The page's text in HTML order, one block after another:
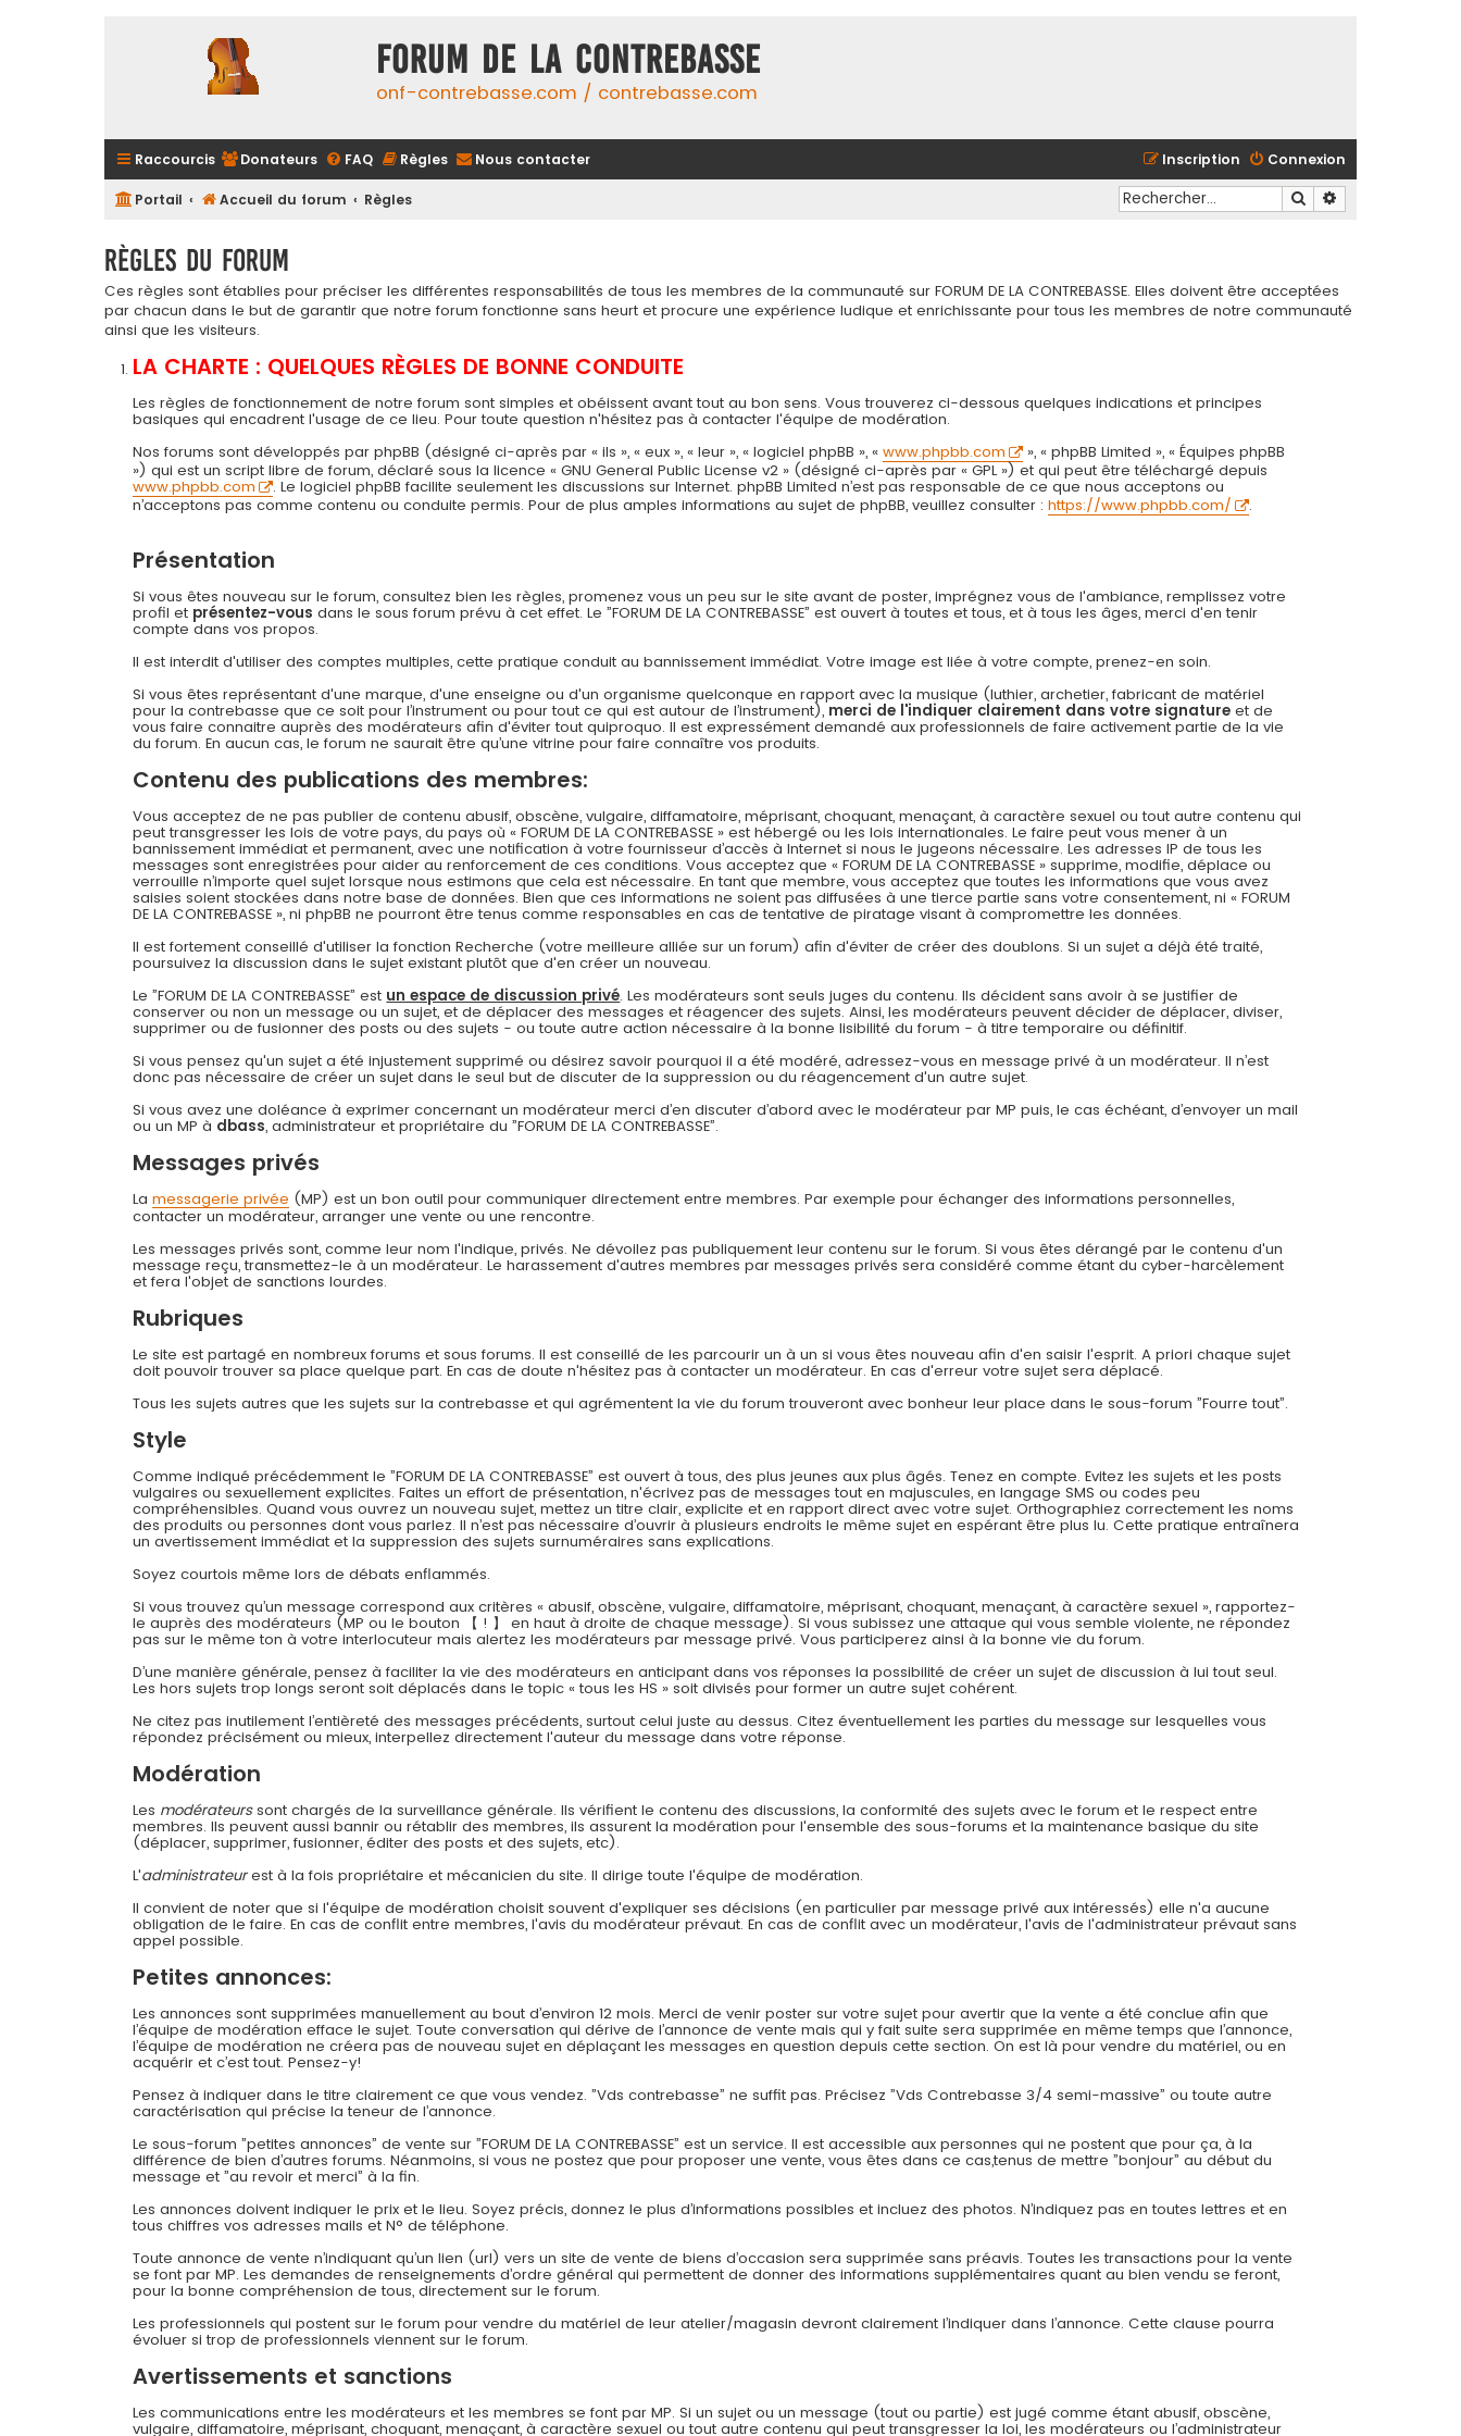
FORUM DE LA CONTREBASSE
onf-contrebasse.com / contrebasse.com
Raccourcis Donateurs FAQ Règles Nous contacter Connexion
Inscription
Portail Accueil du forum Règles Rechercher
Règles du forum
Ces règles sont établies pour préciser les différentes responsabilités de tous les membres de la communauté sur FORUM DE LA CONTREBASSE. Elles doivent être acceptées
par chacun dans le but de garantir que notre forum fonctionne sans heurt et procure une expérience ludique et enrichissante pour tous les membres de notre communauté
ainsi que les visiteurs.
LA CHARTE : QUELQUES RÈGLES DE BONNE CONDUITE
Les règles de fonctionnement de notre forum sont simples et obéissent avant tout au bon sens. Vous trouverez ci-dessous quelques indications et principes
basiques qui encadrent l'usage de ce lieu. Pour toute question n'hésitez pas à contacter l'équipe de modération.
Nos forums sont développés par phpBB (désigné ci-après par « ils », « eux », « leur », « logiciel phpBB », «www.phpbb.com
», « phpBB Limited », « Équipes phpBB
») qui est un script libre de forum, déclaré sous la licence « GNU General Public License v2 » (désigné ci-après par « GPL ») et qui peut être téléchargé depuis
www.phpbb.com
. Le logiciel phpBB facilite seulement les discussions sur Internet. phpBB Limited n’est pas responsable de ce que nous acceptons ou
n’acceptons pas comme contenu ou conduite permis. Pour de plus amples informations au sujet de phpBB, veuillez consulter :https://www.phpbb.com/ .
Présentation
Si vous êtes nouveau sur le forum, consultez bien les règles, promenez vous un peu sur le site avant de poster, imprégnez vous de l'ambiance, remplissez votre
profil et présentez-vous dans le sous forum prévu à cet effet. Le ”FORUM DE LA CONTREBASSE” est ouvert à toutes et tous, et à tous les âges, merci d'en tenir
compte dans vos propos.
Il est interdit d'utiliser des comptes multiples, cette pratique conduit au bannissement immédiat. Votre image est liée à votre compte, prenez-en soin.
Si vous êtes représentant d'une marque, d'une enseigne ou d'un organisme quelconque en rapport avec la musique (luthier, archetier, fabricant de matériel
pour la contrebasse que ce soit pour l’instrument ou pour tout ce qui est autour de l’instrument), merci de l'indiquer clairement dans votre signature et de
vous faire connaitre auprès des modérateurs afin d'éviter tout quiproquo. Il est expressément demandé aux professionnels de faire activement partie de la vie
du forum. En aucun cas, le forum ne saurait être qu’une vitrine pour faire connaître vos produits.
Contenu des publications des membres:
Vous acceptez de ne pas publier de contenu abusif, obscène, vulgaire, diffamatoire, méprisant, choquant, menaçant, à caractère sexuel ou tout autre contenu qui
peut transgresser les lois de votre pays, du pays où « FORUM DE LA CONTREBASSE » est hébergé ou les lois internationales. Le faire peut vous mener à un
bannissement immédiat et permanent, avec une notification à votre fournisseur d’accès à Internet si nous le jugeons nécessaire. Les adresses IP de tous les
messages sont enregistrées pour aider au renforcement de ces conditions. Vous acceptez que « FORUM DE LA CONTREBASSE » supprime, modifie, déplace ou
verrouille n’importe quel sujet lorsque nous estimons que cela est nécessaire. En tant que membre, vous acceptez que toutes les informations que vous avez
saisies soient stockées dans notre base de données. Bien que ces informations ne soient pas diffusées à une tierce partie sans votre consentement, ni « FORUM
DE LA CONTREBASSE », ni phpBB ne pourront être tenus comme responsables en cas de tentative de piratage visant à compromettre les données.
Il est fortement conseillé d'utiliser la fonction Recherche (votre meilleure alliée sur un forum) afin d'éviter de créer des doublons. Si un sujet a déjà été traité,
poursuivez la discussion dans le sujet existant plutôt que d'en créer un nouveau.
Le ”FORUM DE LA CONTREBASSE” est un espace de discussion privé. Les modérateurs sont seuls juges du contenu. Ils décident sans avoir à se justifier de
conserver ou non un message ou un sujet, et de déplacer des messages et réagencer des sujets. Ainsi, les modérateurs peuvent décider de déplacer, diviser,
supprimer ou de fusionner des posts ou des sujets - ou toute autre action nécessaire à la bonne lisibilité du forum - à titre temporaire ou définitif.
Si vous pensez qu'un sujet a été injustement supprimé ou désirez savoir pourquoi il a été modéré, adressez-vous en message privé à un modérateur. Il n’est
donc pas nécessaire de créer un sujet dans le seul but de discuter de la suppression ou du réagencement d'un autre sujet.
Si vous avez une doléance à exprimer concernant un modérateur merci d’en discuter d’abord avec le modérateur par MP puis, le cas échéant, d’envoyer un mail
ou un MP à dbass, administrateur et propriétaire du ”FORUM DE LA CONTREBASSE”.
Messages privés
Lamessagerie privée (MP) est un bon outil pour communiquer directement entre membres. Par exemple pour échanger des informations personnelles,
contacter un modérateur, arranger une vente ou une rencontre.
Les messages privés sont, comme leur nom l'indique, privés. Ne dévoilez pas publiquement leur contenu sur le forum. Si vous êtes dérangé par le contenu d'un
message reçu, transmettez-le à un modérateur. Le harassement d'autres membres par messages privés sera considéré comme étant du cyber-harcèlement
et fera l'objet de sanctions lourdes.
Rubriques
Le site est partagé en nombreux forums et sous forums. Il est conseillé de les parcourir un à un si vous êtes nouveau afin d'en saisir l'esprit. A priori chaque sujet
doit pouvoir trouver sa place quelque part. En cas de doute n'hésitez pas à contacter un modérateur. En cas d'erreur votre sujet sera déplacé.
Tous les sujets autres que les sujets sur la contrebasse et qui agrémentent la vie du forum trouveront avec bonheur leur place dans le sous-forum ”Fourre tout”.
Style
Comme indiqué précédemment le ”FORUM DE LA CONTREBASSE” est ouvert à tous, des plus jeunes aux plus âgés. Tenez en compte. Evitez les sujets et les posts
vulgaires ou sexuellement explicites. Faites un effort de présentation, n'écrivez pas de messages tout en majuscules, en langage SMS ou codes peu
compréhensibles. Quand vous ouvrez un nouveau sujet, mettez un titre clair, explicite et en rapport direct avec votre sujet. Orthographiez correctement les noms
des produits ou personnes dont vous parlez. Il n’est pas nécessaire d’ouvrir à plusieurs endroits le même sujet en espérant être plus lu. Cette pratique entraînera
un avertissement immédiat et la suppression des sujets surnuméraires sans explications.
Soyez courtois même lors de débats enflammés.
Si vous trouvez qu’un message correspond aux critères « abusif, obscène, vulgaire, diffamatoire, méprisant, choquant, menaçant, à caractère sexuel », rapportez-
le auprès des modérateurs (MP ou le bouton 【 ! 】 en haut à droite de chaque message). Si vous subissez une attaque qui vous semble violente, ne répondez
pas sur le même ton à votre interlocuteur mais alertez les modérateurs par message privé. Vous participerez ainsi à la bonne vie du forum.
D’une manière générale, pensez à faciliter la vie des modérateurs en anticipant dans vos réponses la possibilité de créer un sujet de discussion à lui tout seul.
Les hors sujets trop longs seront soit déplacés dans le topic « tous les HS » soit divisés pour former un autre sujet cohérent.
Ne citez pas inutilement l’entièreté des messages précédents, surtout celui juste au dessus. Citez éventuellement les parties du message sur lesquelles vous
répondez précisément ou mieux, interpellez directement l'auteur du message dans votre réponse.
Modération
Les modérateurssont chargés de la surveillance générale. Ils vérifient le contenu des discussions, la conformité des sujets avec le forum et le respect entre
membres. Ils peuvent aussi bannir ou rétablir des membres, ils assurent la modération pour l'ensemble des sous-forums et la maintenance basique du site
(déplacer, supprimer, fusionner, éditer des posts et des sujets, etc).
L'administrateurest à la fois propriétaire et mécanicien du site. Il dirige toute l'équipe de modération.
Il convient de noter que si l'équipe de modération choisit souvent d'expliquer ses décisions (en particulier par message privé aux intéressés) elle n'a aucune
obligation de le faire. En cas de conflit entre membres, l'avis du modérateur prévaut. En cas de conflit avec un modérateur, l'avis de l'administrateur prévaut sans
appel possible.
Petites annonces:
Les annonces sont supprimées manuellement au bout d’environ 12 mois. Merci de venir poster sur votre sujet pour avertir que la vente a été conclue afin que
l’équipe de modération efface le sujet. Toute conversation qui dérive de l’annonce de vente mais qui y fait suite sera supprimée en même temps que l’annonce,
l’équipe de modération ne créera pas de nouveau sujet en déplaçant les messages en question depuis cette section. On est là pour vendre du matériel, ou en
acquérir et c’est tout. Pensez-y!
Pensez à indiquer dans le titre clairement ce que vous vendez. ”Vds contrebasse” ne suffit pas. Précisez ”Vds Contrebasse 3/4 semi-massive” ou toute autre
caractérisation qui précise la teneur de l’annonce.
Le sous-forum ”petites annonces” de vente sur ”FORUM DE LA CONTREBASSE” est un service. Il est accessible aux personnes qui ne postent que pour ça, à la
différence de bien d’autres forums. Néanmoins, si vous ne postez que pour proposer une vente, vous êtes dans ce cas,tenus de mettre ”bonjour” au début du
message et ”au revoir et merci” à la fin.
Les annonces doivent indiquer le prix et le lieu. Soyez précis, donnez le plus d’informations possibles et incluez des photos. N’indiquez pas en toutes lettres et en
tous chiffres vos adresses mails et N° de téléphone.
Toute annonce de vente n’indiquant qu’un lien (url) vers un site de vente de biens d’occasion sera supprimée sans préavis. Toutes les transactions pour la vente
se font par MP. Les demandes de renseignements d’ordre général qui permettent de donner des informations supplémentaires quant au bien vendu se feront,
pour la bonne compréhension de tous, directement sur le forum.
Les professionnels qui postent sur le forum pour vendre du matériel de leur atelier/magasin devront clairement l’indiquer dans l’annonce. Cette clause pourra
évoluer si trop de professionnels viennent sur le forum.
Avertissements et sanctions
Les communications entre les modérateurs et les membres se font par MP. Si un sujet ou un message (tout ou partie) est jugé comme étant abusif, obscène,
vulgaire, diffamatoire, méprisant, choquant, menaçant, à caractère sexuel ou tout autre contenu qui peut transgresser la loi, les modérateurs ou l’administrateur